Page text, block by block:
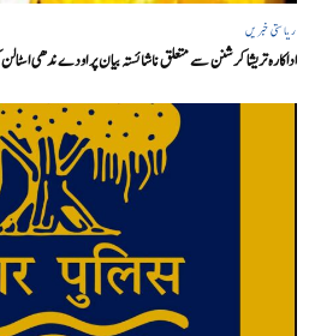
ریاستی خبریں
اداکارہ تریشا کرشنن سے متعلق ناشائستہ بیان پر اودے ندھی اسٹالن